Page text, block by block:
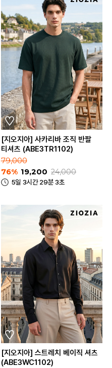
[지오지아] 사카리바 조직 반팔
티셔츠 (ABE3TR1102)
79,000
76% 19,200 24,000
5일 3시간 29분 3초
[지오지아] 스트레치 베이직 셔츠
(ABE3WC1102)